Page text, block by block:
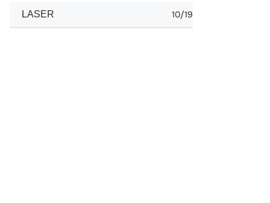
LASER 10/1985